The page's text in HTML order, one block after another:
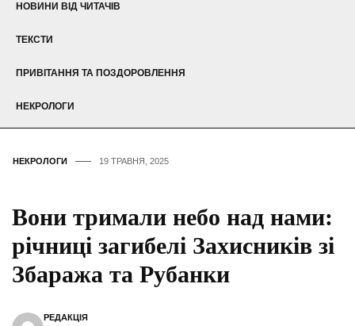
НОВИНИ ВІД ЧИТАЧІВ
ТЕКСТИ
ПРИВІТАННЯ ТА ПОЗДОРОВЛЕННЯ
НЕКРОЛОГИ
НЕКРОЛОГИ 19 ТРАВНЯ, 2025
Вони тримали небо над нами:
річниці загибелі Захисників зі
Збаража та Рубанки
РЕДАКЦІЯ